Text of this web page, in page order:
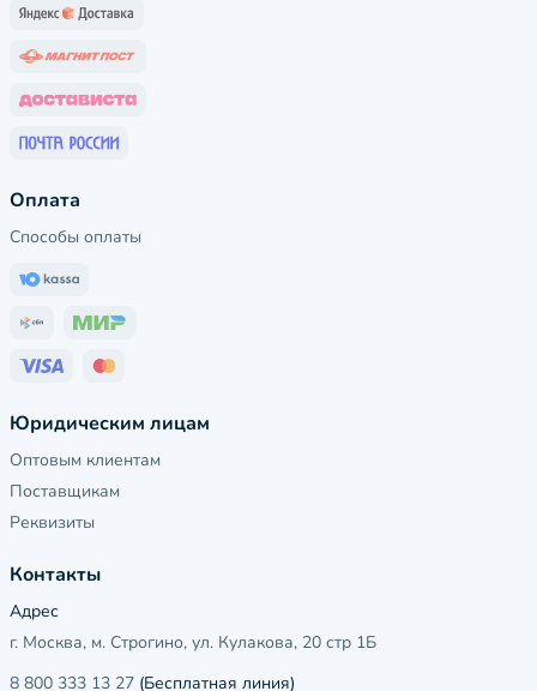
Оплата
Способы оплаты
Юридическим лицам
Оптовым клиентам
Поставщикам
Реквизиты
Контакты
Адрес
г. Москва, м. Строгино, ул. Кулакова, 20 стр 1Б
8 800 333 13 27 (Бесплатная линия)